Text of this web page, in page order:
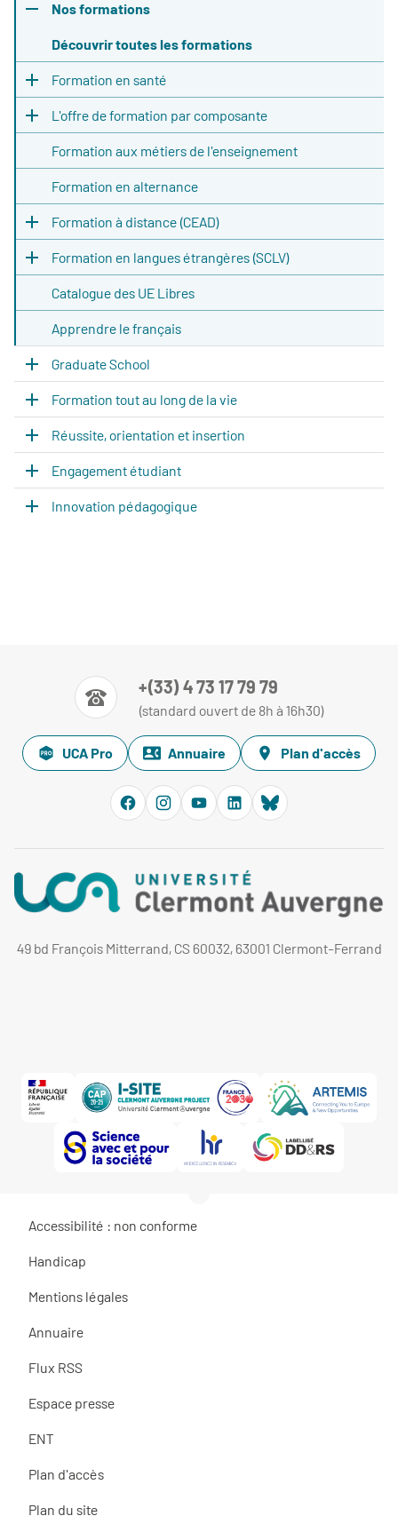
Nos formations
Découvrir toutes les formations
Formation en santé
L'offre de formation par composante
Formation aux métiers de l'enseignement
Formation en alternance
Formation à distance (CEAD)
Formation en langues étrangères (SCLV)
Catalogue des UE Libres
Apprendre le français
Graduate School
Formation tout au long de la vie
Réussite, orientation et insertion
Engagement étudiant
Innovation pédagogique
+(33) 4 73 17 79 79
(standard ouvert de 8h à 16h30)
UCA Pro Annuaire Plan d'accès
49 bd François Mitterrand, CS 60032, 63001 Clermont-Ferrand
Accessibilité : non conforme
Handicap
Mentions légales
Annuaire
Flux RSS
Espace presse
ENT
Plan d'accès
Plan du site